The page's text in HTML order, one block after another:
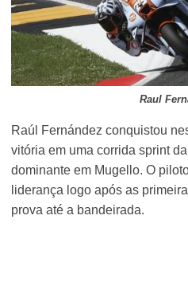
Raul
Raúl Fernández conquistou
vitória em uma corrida sprint
dominante em Mugello. O
liderança logo após as
prova até a bandeirada.